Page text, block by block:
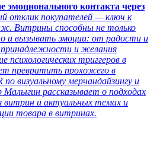
эмоционального контакта через
отклик покупателей — ключ к
Витрины способны не только
и вызывать эмоции: от радости и
принадлежности и желания
психологических триггеров в
превратить прохожего в
визуальному мерчандайзингу и
рассказывает о подходах
витрин и актуальных темах и
товара в витринах.